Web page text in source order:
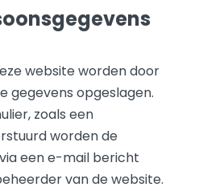
website worden door
gegevens opgeslagen.
zoals een
worden de
een e-mail bericht
van de website.